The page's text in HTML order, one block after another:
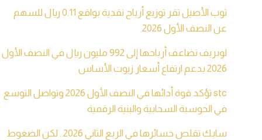
ثوب الأصيل تقر توزيع أرباح نقدية بواقع 0.11 ريال للسهم
عن النصف الأول 2026
لوبريف تضاعف أرباحها إلى 992 مليون ريال في النصف الأول
2026 بدعم ارتفاع أسعار زيوت الأساس
stc تؤكد قوة أدائها في النصف الأول 2026 وتواصل التوسع
في الحوسبة السحابية والبنية الرقمية
سابك تقلص خسائرها في الربع الثاني 2026.. لكن الضغوط